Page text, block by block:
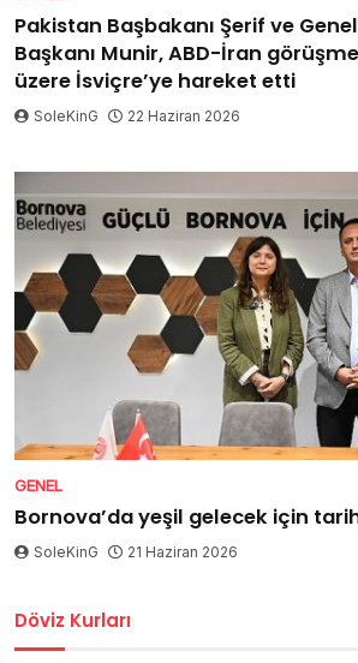
Pakistan Başbakanı Şerif ve
Başkanı Munir, ABD-İran
üzere İsviçre’ye hareket etti
SoleKinG 22 Haziran 2026
GENEL
Bornova’da yeşil gelecek için
SoleKinG 21 Haziran 2026
Döviz Kurları